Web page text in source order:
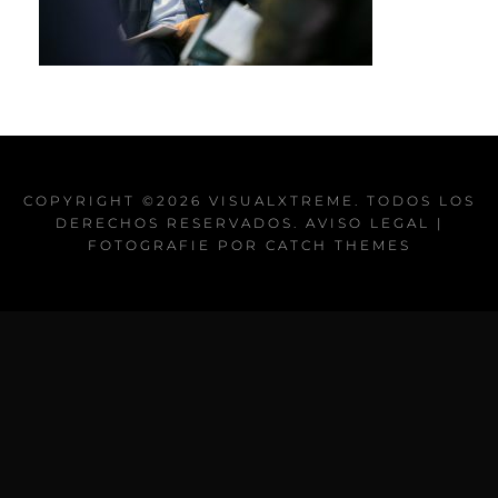
COPYRIGHT ©2026 VISUALXTREME . TODOS LOS
DERECHOS RESERVADOS. AVISO LEGAL
|
FOTOGRAFIE POR CATCH THEMES